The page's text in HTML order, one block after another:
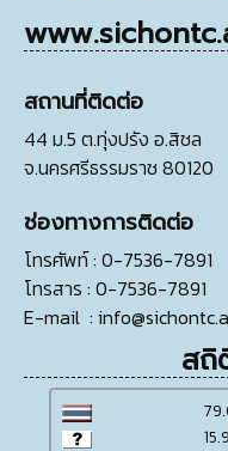
สถานที่ติดต่อ
44 ม.5 ต.ทุ่งปรัง อ.สิชล
จ.นครศรีธรรมราช 80120
ช่องทางการติดต่อ
โทรศัพท์: 0-7536-7891
โทรสาร : 0-7536-7891
E-mail :
สถิ